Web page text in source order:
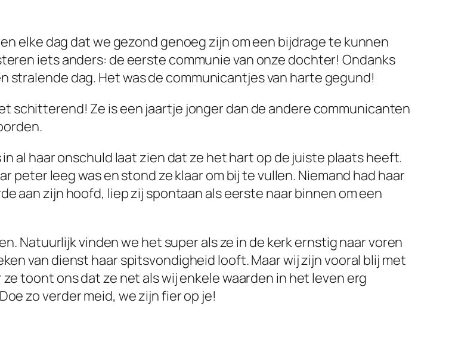
elke dag dat we gezond genoeg zijn om een bijdrage te kunnen
iets anders: de eerste communie van onze dochter! Ondanks
stralende dag. Het was de communicantjes van harte gegund!
schitterend! Ze is een jaartje jonger dan de andere communicanten
al haar onschuld laat zien dat ze het hart op de juiste plaats heeft.
peter leeg was en stond ze klaar om bij te vullen. Niemand had haar
aan zijn hoofd, liep zij spontaan als eerste naar binnen om een
Natuurlijk vinden we het super als ze in de kerk ernstig naar voren
van dienst haar spitsvondigheid looft. Maar wij zijn vooral blij met
toont ons dat ze net als wij enkele waarden in het leven erg
zo verder meid, we zijn fier op je!